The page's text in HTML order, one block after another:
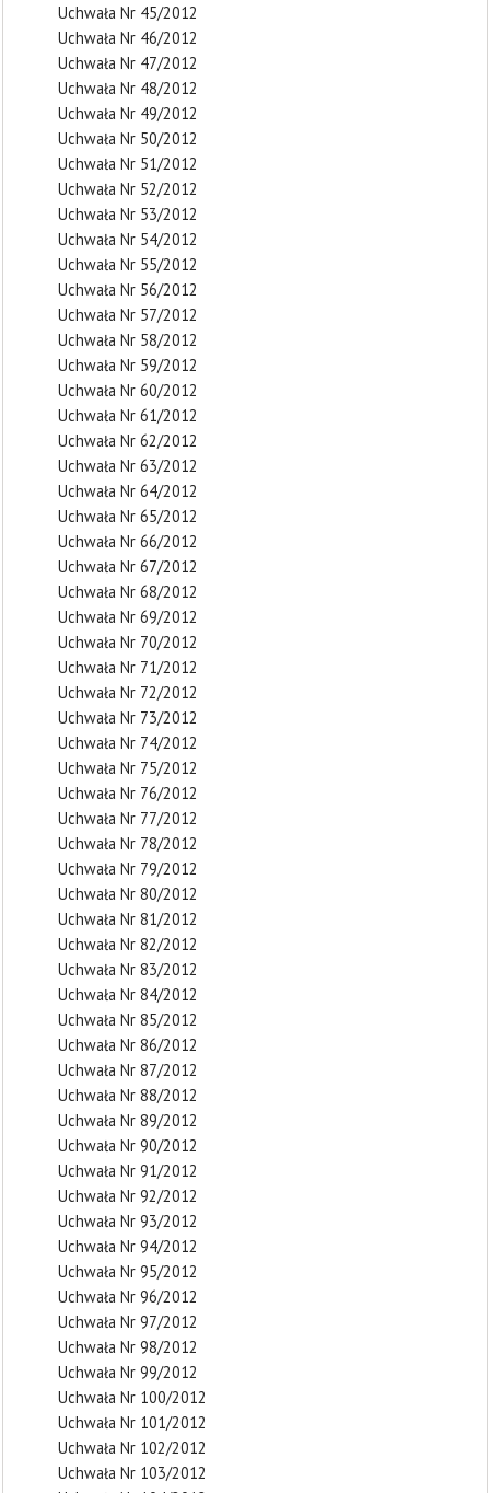
Uchwała Nr 45/2012
Uchwała Nr 46/2012
Uchwała Nr 47/2012
Uchwała Nr 48/2012
Uchwała Nr 49/2012
Uchwała Nr 50/2012
Uchwała Nr 51/2012
Uchwała Nr 52/2012
Uchwała Nr 53/2012
Uchwała Nr 54/2012
Uchwała Nr 55/2012
Uchwała Nr 56/2012
Uchwała Nr 57/2012
Uchwała Nr 58/2012
Uchwała Nr 59/2012
Uchwała Nr 60/2012
Uchwała Nr 61/2012
Uchwała Nr 62/2012
Uchwała Nr 63/2012
Uchwała Nr 64/2012
Uchwała Nr 65/2012
Uchwała Nr 66/2012
Uchwała Nr 67/2012
Uchwała Nr 68/2012
Uchwała Nr 69/2012
Uchwała Nr 70/2012
Uchwała Nr 71/2012
Uchwała Nr 72/2012
Uchwała Nr 73/2012
Uchwała Nr 74/2012
Uchwała Nr 75/2012
Uchwała Nr 76/2012
Uchwała Nr 77/2012
Uchwała Nr 78/2012
Uchwała Nr 79/2012
Uchwała Nr 80/2012
Uchwała Nr 81/2012
Uchwała Nr 82/2012
Uchwała Nr 83/2012
Uchwała Nr 84/2012
Uchwała Nr 85/2012
Uchwała Nr 86/2012
Uchwała Nr 87/2012
Uchwała Nr 88/2012
Uchwała Nr 89/2012
Uchwała Nr 90/2012
Uchwała Nr 91/2012
Uchwała Nr 92/2012
Uchwała Nr 93/2012
Uchwała Nr 94/2012
Uchwała Nr 95/2012
Uchwała Nr 96/2012
Uchwała Nr 97/2012
Uchwała Nr 98/2012
Uchwała Nr 99/2012
Uchwała Nr 100/2012
Uchwała Nr 101/2012
Uchwała Nr 102/2012
Uchwała Nr 103/2012